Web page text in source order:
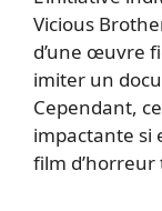
Vicious
d’une œuvre
imiter un
Cependant,
impactante si
film